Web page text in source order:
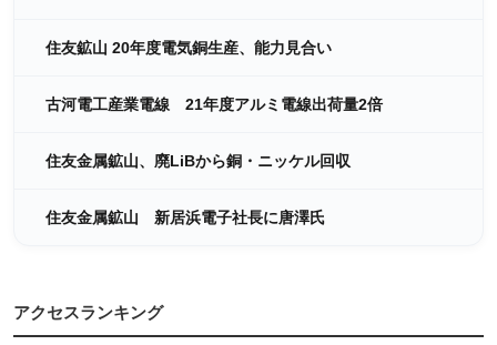
住友鉱山 20年度電気銅生産、能力見合い
古河電工産業電線 21年度アルミ電線出荷量2倍
住友金属鉱山、廃LiBから銅・ニッケル回収
住友金属鉱山 新居浜電子社長に唐澤氏
アクセスランキング